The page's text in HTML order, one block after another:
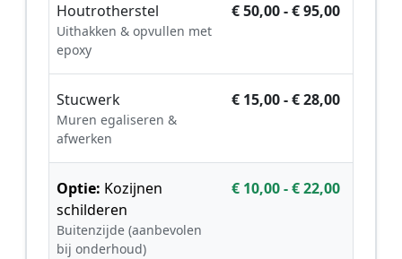
Houtrotherstel
Uithakken & opvullen met
epoxy
€ 50,00 - € 95,00
Stucwerk
Muren egaliseren &
afwerken
€ 15,00 - € 28,00
Optie: Kozijnen
schilderen
Buitenzijde (aanbevolen
bij onderhoud)
€ 10,00 - € 22,00